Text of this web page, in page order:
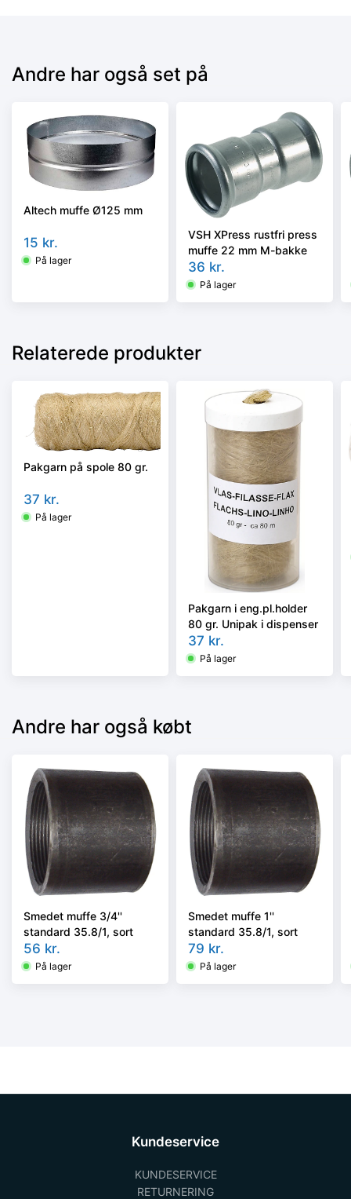
Andre har også set på
Altech muffe Ø125 mm
15 kr.
På lager
VSH XPress rustfri press
muffe 22 mm M-bakke
36 kr.
På lager
Relaterede produkter
Pakgarn på spole 80 gr.
37 kr.
På lager
Pakgarn i eng.pl.holder
80 gr. Unipak i dispenser
37 kr.
På lager
Andre har også købt
Smedet muffe 3/4''
standard 35.8/1, sort
56 kr.
På lager
Smedet muffe 1''
standard 35.8/1, sort
79 kr.
På lager
Kundeservice
KUNDESERVICE
RETURNERING